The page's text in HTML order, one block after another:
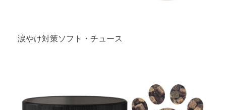
涙やけ対策ソフト・チュース